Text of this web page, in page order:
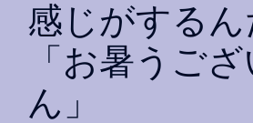
感じがする
「お暑うご
ん」